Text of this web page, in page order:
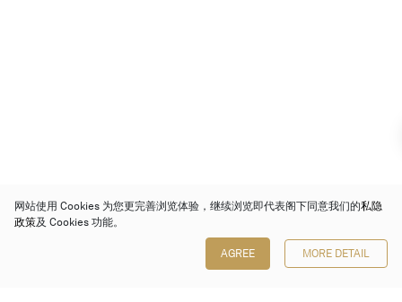
网站使用 Cookies 为您更完善浏览体验，继续浏览即代表阁下同意我们的私隐
政策及 Cookies 功能。
AGREE MORE DETAIL